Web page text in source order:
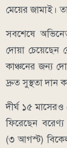
মেয়ের জামাই।
সবশেষে
দোয়া চেয়েছেন
কাঞ্চনের জন্য
দ্রুত সুস্থতা দান
দীর্ঘ ১৫
ফিরেছেন
(৩ আগস্ট)